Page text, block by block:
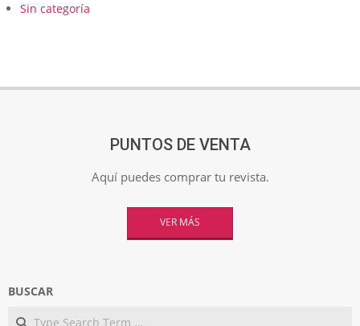
Sin categoría
PUNTOS DE VENTA
Aquí puedes comprar tu revista.
VER MÁS
BUSCAR
Search